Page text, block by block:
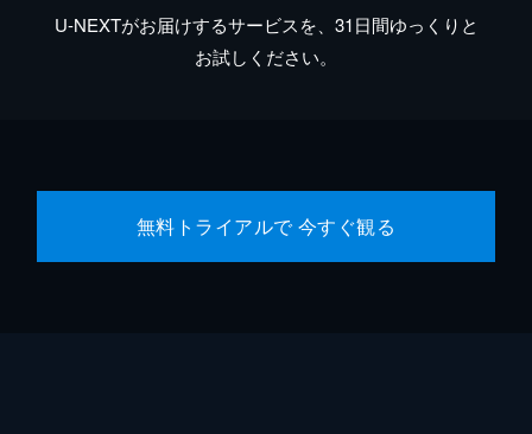
U-NEXTがお届けするサービスを、31日間ゆっくりと
お試しください。
無料トライアルで 今すぐ観る